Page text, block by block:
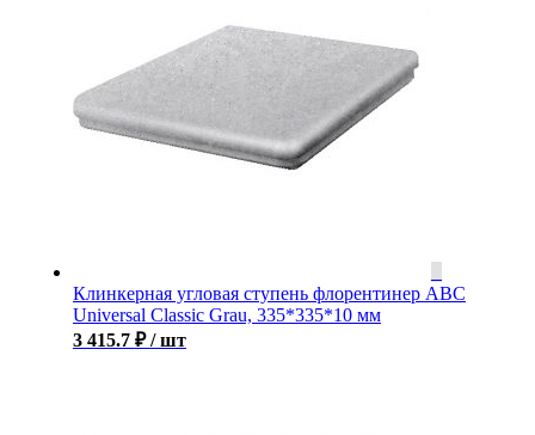
Клинкерная угловая ступень флорентинер ABC
Universal Classic Grau, 335*335*10 мм
3 415.7 ₽ / шт